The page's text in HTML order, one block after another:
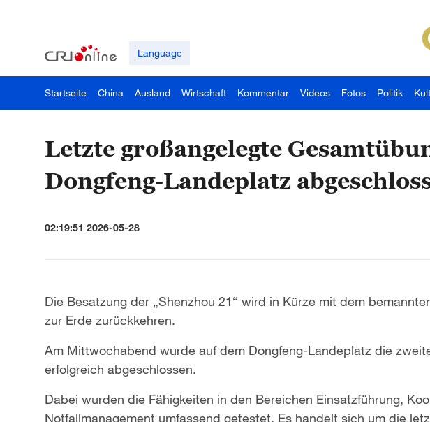
Language
Startseite China Ausland Wirtschaft Kommentar Videos Fotos Politik
Letzte großangelegte
Dongfeng-Landeplatz
02:19:51 2026-05-28
Die Besatzung der „Shenzhou 21“ wird in Kürze mit dem
zur Erde zurückkehren.
Am Mittwochabend wurde auf dem Dongfeng-Landeplatz die
erfolgreich abgeschlossen.
Dabei wurden die Fähigkeiten in den Bereichen Einsatzführung,
Notfallmanagement umfassend getestet. Es handelt sich um die